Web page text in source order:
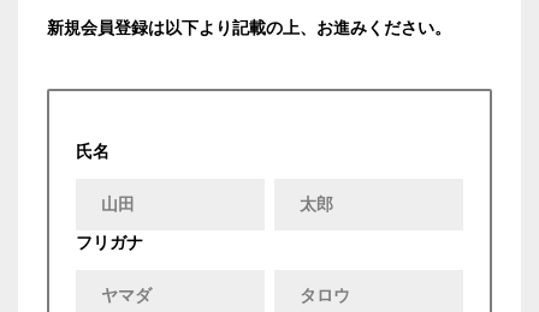
新規会員登録は以下より記載の上、お進みください。
氏名
フリガナ